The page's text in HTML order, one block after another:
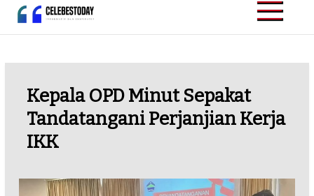
Skip
CELEBESTODAY.ID
Informatif dan
Kepala OPD Minut Sepakat
Tandatangani Perjanjian Kerja
IKK